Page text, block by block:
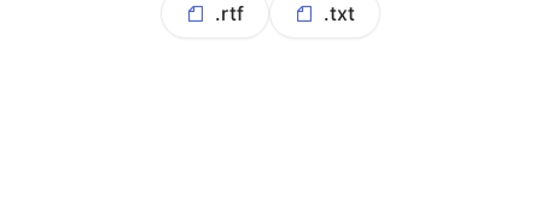
.rtf .txt